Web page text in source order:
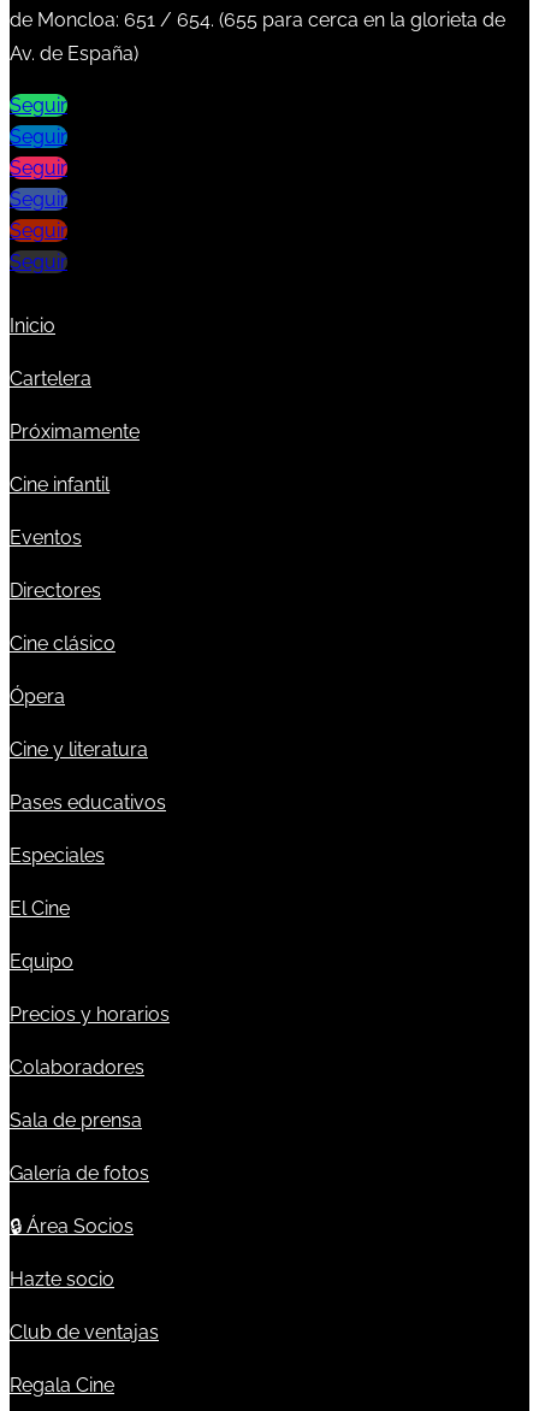
de Moncloa: 651 / 654. (655 para cerca en la glorieta de
Av. de España)
Seguir
Seguir
Seguir
Seguir
Seguir
Seguir
Inicio
Cartelera
Próximamente
Cine infantil
Eventos
Directores
Cine clásico
Ópera
Cine y literatura
Pases educativos
Especiales
El Cine
Equipo
Precios y horarios
Colaboradores
Sala de prensa
Galería de fotos
🔒 Área Socios
Hazte socio
Club de ventajas
Regala Cine